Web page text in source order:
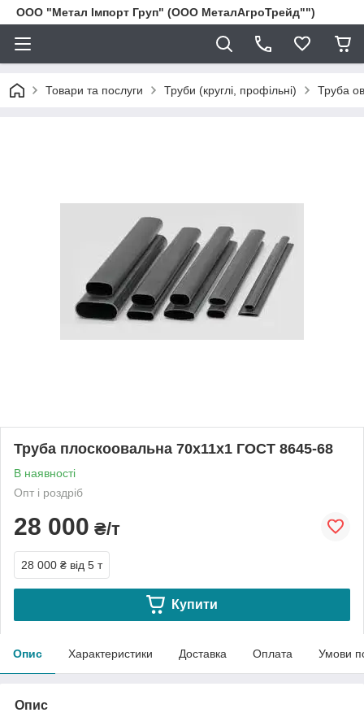
ООО "Метал Імпорт Груп" (ООО МеталАгроТрейд"")
Товари та послуги Труби (круглі, профільні) Труба
Труба плоскоовальна 70х11х1 ГОСТ 8645-68
В наявності
Опт і роздріб
28 000 ₴/т
28 000 ₴ від 5 т
Купити
Опис Характеристики Доставка Оплата Умови
Опис